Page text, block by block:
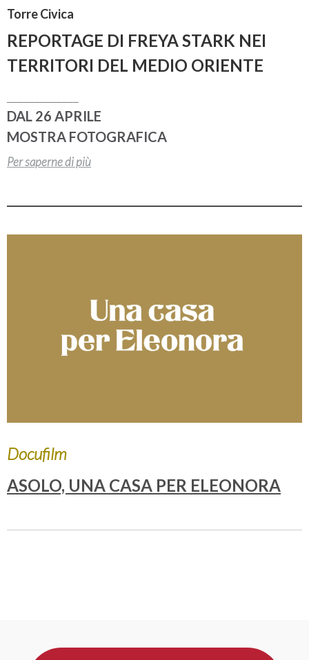
Torre Civica
REPORTAGE DI FREYA STARK NEI
TERRITORI DEL MEDIO ORIENTE
DAL 26 APRILE
MOSTRA FOTOGRAFICA
Per saperne di più
Docufilm
ASOLO, UNA CASA PER ELEONORA